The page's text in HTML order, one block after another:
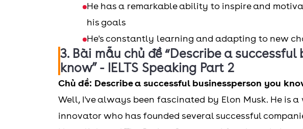
He has a remarkable ability to inspire and
his goals
He's constantly learning and adapting to new
3. Bài mẫu chủ đề “Describe a
know” - IELTS Speaking Part 2
Chủ đề: Describe a successful businessperson you
Well, I've always been fascinated by Elon Musk. He is
innovator who has founded several successful